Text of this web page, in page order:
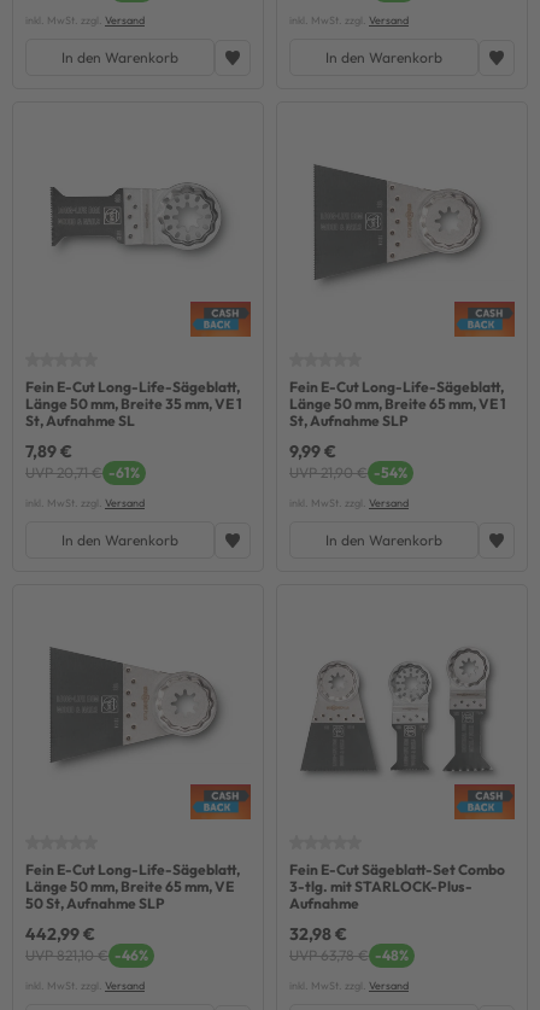
inkl. MwSt. zzgl. Versand
In den Warenkorb
inkl. MwSt. zzgl. Versand
In den Warenkorb
Fein E-Cut Long-Life-Sägeblatt,
Länge 50 mm, Breite 35 mm, VE 1
St, Aufnahme SL
7,89 €
UVP 20,71 € -61%
inkl. MwSt. zzgl. Versand
In den Warenkorb
Fein E-Cut Long-Life-Sägeblatt,
Länge 50 mm, Breite 65 mm, VE 1
St, Aufnahme SLP
9,99 €
UVP 21,90 € -54%
inkl. MwSt. zzgl. Versand
In den Warenkorb
Fein E-Cut Long-Life-Sägeblatt,
Länge 50 mm, Breite 65 mm, VE
50 St, Aufnahme SLP
442,99 €
UVP 821,10 € -46%
inkl. MwSt. zzgl. Versand
Fein E-Cut Sägeblatt-Set Combo
3-tlg. mit STARLOCK-Plus-
Aufnahme
32,98 €
UVP 63,78 € -48%
inkl. MwSt. zzgl. Versand